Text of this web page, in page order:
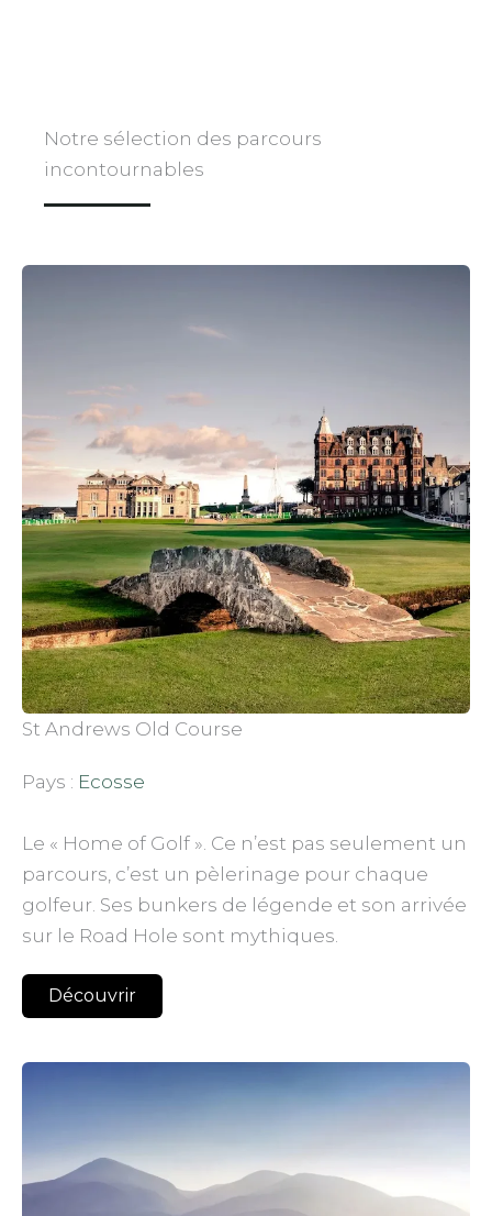
Notre sélection des parcours
incontournables
St Andrews Old Course
Pays : Ecosse
Le « Home of Golf ». Ce n’est pas seulement un
parcours, c’est un pèlerinage pour chaque
golfeur. Ses bunkers de légende et son arrivée
sur le Road Hole sont mythiques.
Découvrir